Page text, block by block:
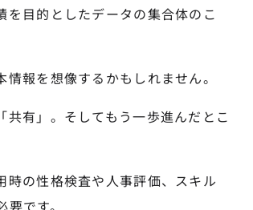
目的としたデータの集合体のこ
報を想像するかもしれません。
有」。そしてもう一歩進んだとこ
時の性格検査や人事評価、スキル
です。